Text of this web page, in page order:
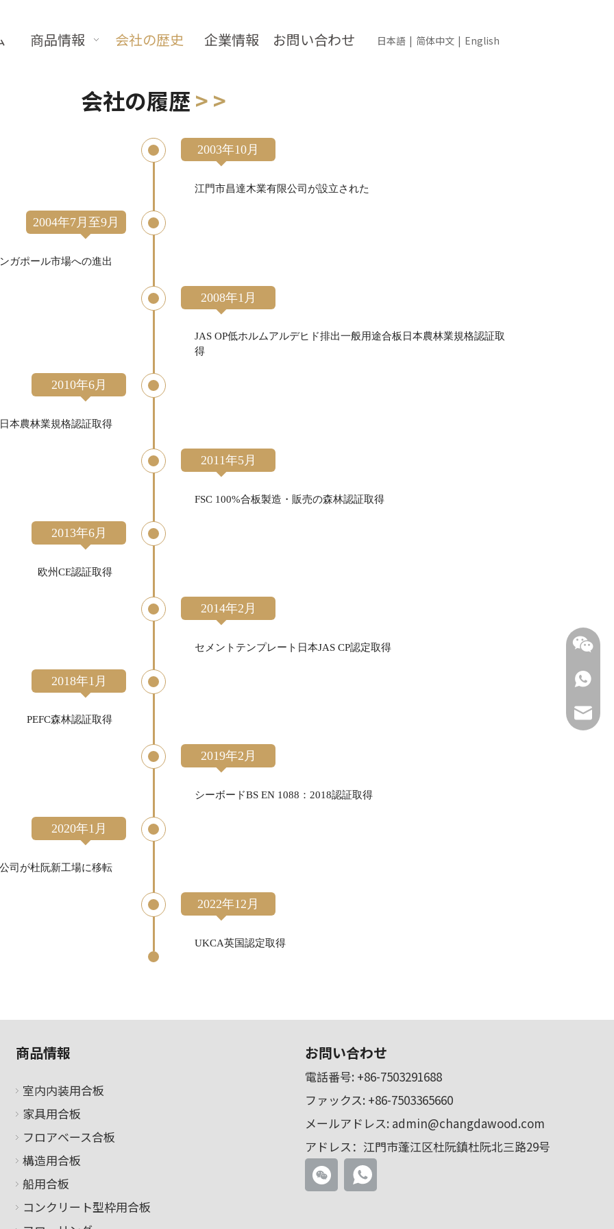
商品情報 会社の歴史 企業情報 お問い合わせ 日本語 | 简体中文 | English
会社の履歴> >
2003年10月
江門市昌達木業有限公司が設立された
2004年7月至9月
ガポール市場への進出
2008年1月
JAS OP低ホルムアルデヒド排出一般用途合板日本農林業規格認証取
得
2010年6月
本農林業規格認証取得
2011年5月
FSC 100%合板製造・販売の森林認証取得
2013年6月
欧州CE認証取得
2014年2月
セメントテンプレート日本JAS CP認定取得
2018年1月
PEFC森林認証取得
2019年2月
シーボードBS EN 1088：2018認証取得
2020年1月
司が杜阮新工場に移転
2022年12月
UKCA英国認定取得
商品情報
室内内装用合板
家具用合板
フロアベース合板
構造用合板
船用合板
コンクリート型枠用合板
お問い合わせ
電話番号: +86-7503291688
ファックス: +86-7503365660
メールアドレス: admin@changdawood.com
アドレス：江門市蓬江区杜阮鎮杜阮北三路29号
メール